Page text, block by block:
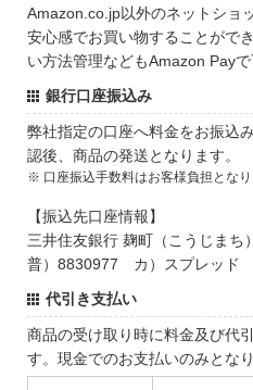
Amazon.co.jp以外のネットショ
安心感でお買い物することがで
い方法管理などもAmazon Pay
銀行口座振込み
弊社指定の口座へ料金をお振込
認後、商品の発送となります。
※ 口座振込手数料はお客様負担となり
【振込先口座情報】
三井住友銀行 麹町（こうじまち
普）8830977 カ）スプレッド
代引き支払い
商品の受け取り時に料金及び代
す。現金でのお支払いのみとなり